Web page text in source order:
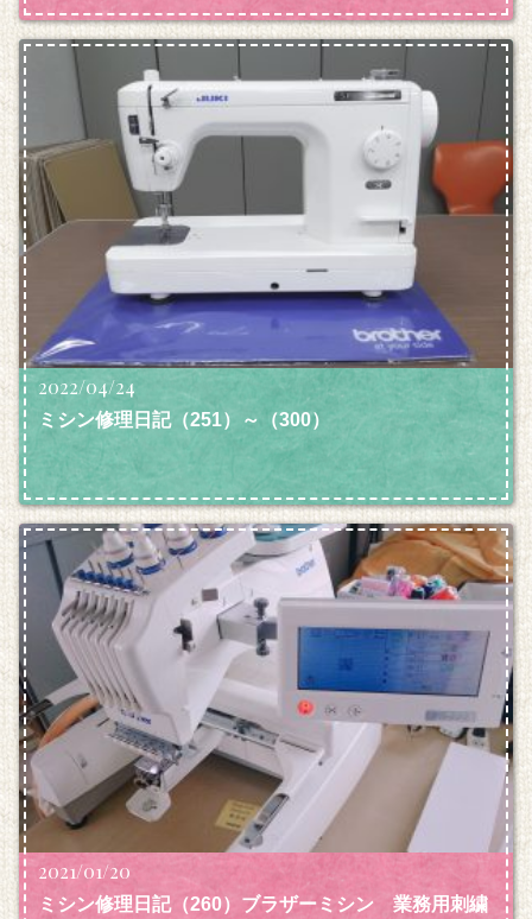
2022/04/24
ミシン修理日記（251）～（300）
2021/01/20
ミシン修理日記（260）ブラザーミシン 業務用刺繍